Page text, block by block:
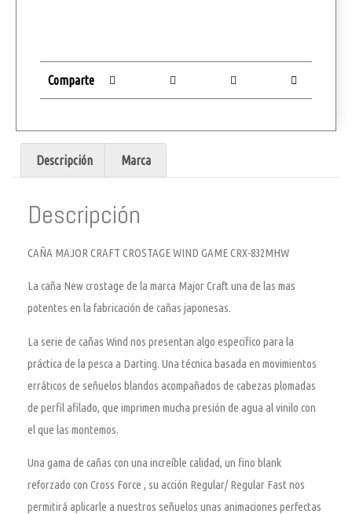
Comparte
Descripción Marca
Descripción
CAÑA MAJOR CRAFT CROSTAGE WIND GAME CRX-832MHW
La caña New crostage de la marca Major Craft una de las mas
potentes en la fabricación de cañas japonesas.
La serie de cañas Wind nos presentan algo especifico para la
práctica de la pesca a Darting. Una técnica basada en movimientos
erráticos de señuelos blandos acompañados de cabezas plomadas
de perfil afilado, que imprimen mucha presión de agua al vinilo con
el que las montemos.
Una gama de cañas con una increíble calidad, un fino blank
reforzado con Cross Force , su acción Regular/ Regular Fast nos
permitirá aplicarle a nuestros señuelos unas animaciones perfectas